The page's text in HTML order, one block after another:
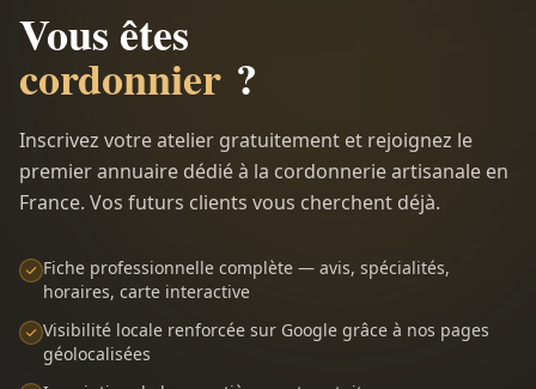
Vous êtes
cordonnier ?
Inscrivez votre atelier gratuitement et rejoignez le
premier annuaire dédié à la cordonnerie artisanale en
France. Vos futurs clients vous cherchent déjà.
Fiche professionnelle complète — avis, spécialités,
horaires, carte interactive
Visibilité locale renforcée sur Google grâce à nos pages
géolocalisées